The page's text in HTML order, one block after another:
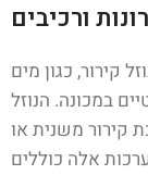
ורכיבים
קירור, כגון מים
במכונה. הנוזל
קירור משנית או